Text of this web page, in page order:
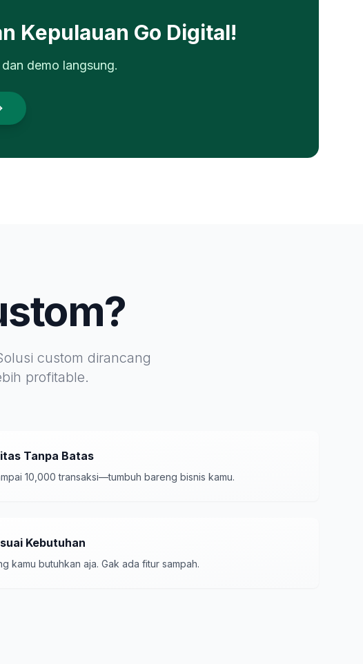
Kepulauan Go Digital!
demo langsung.
custom dirancang
profitable.
Tanpa Batas
10,000 transaksi—tumbuh bareng bisnis kamu.
Kebutuhan
kamu butuhkan aja. Gak ada fitur sampah.